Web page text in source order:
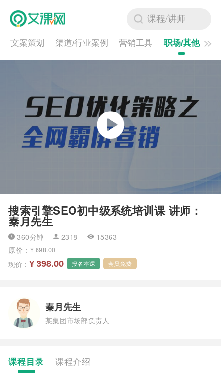
/文案策划 渠道/行业案例 营销工具 职场/其他
搜索引擎SEO初中级系统培训课 讲师：
秦月先生
360分钟 2318
15363
原价： ¥ 698.00
现价：¥ 398.00 报名本课 会员免费
秦月先生
某集团市场部负责人
课程目录 课程介绍